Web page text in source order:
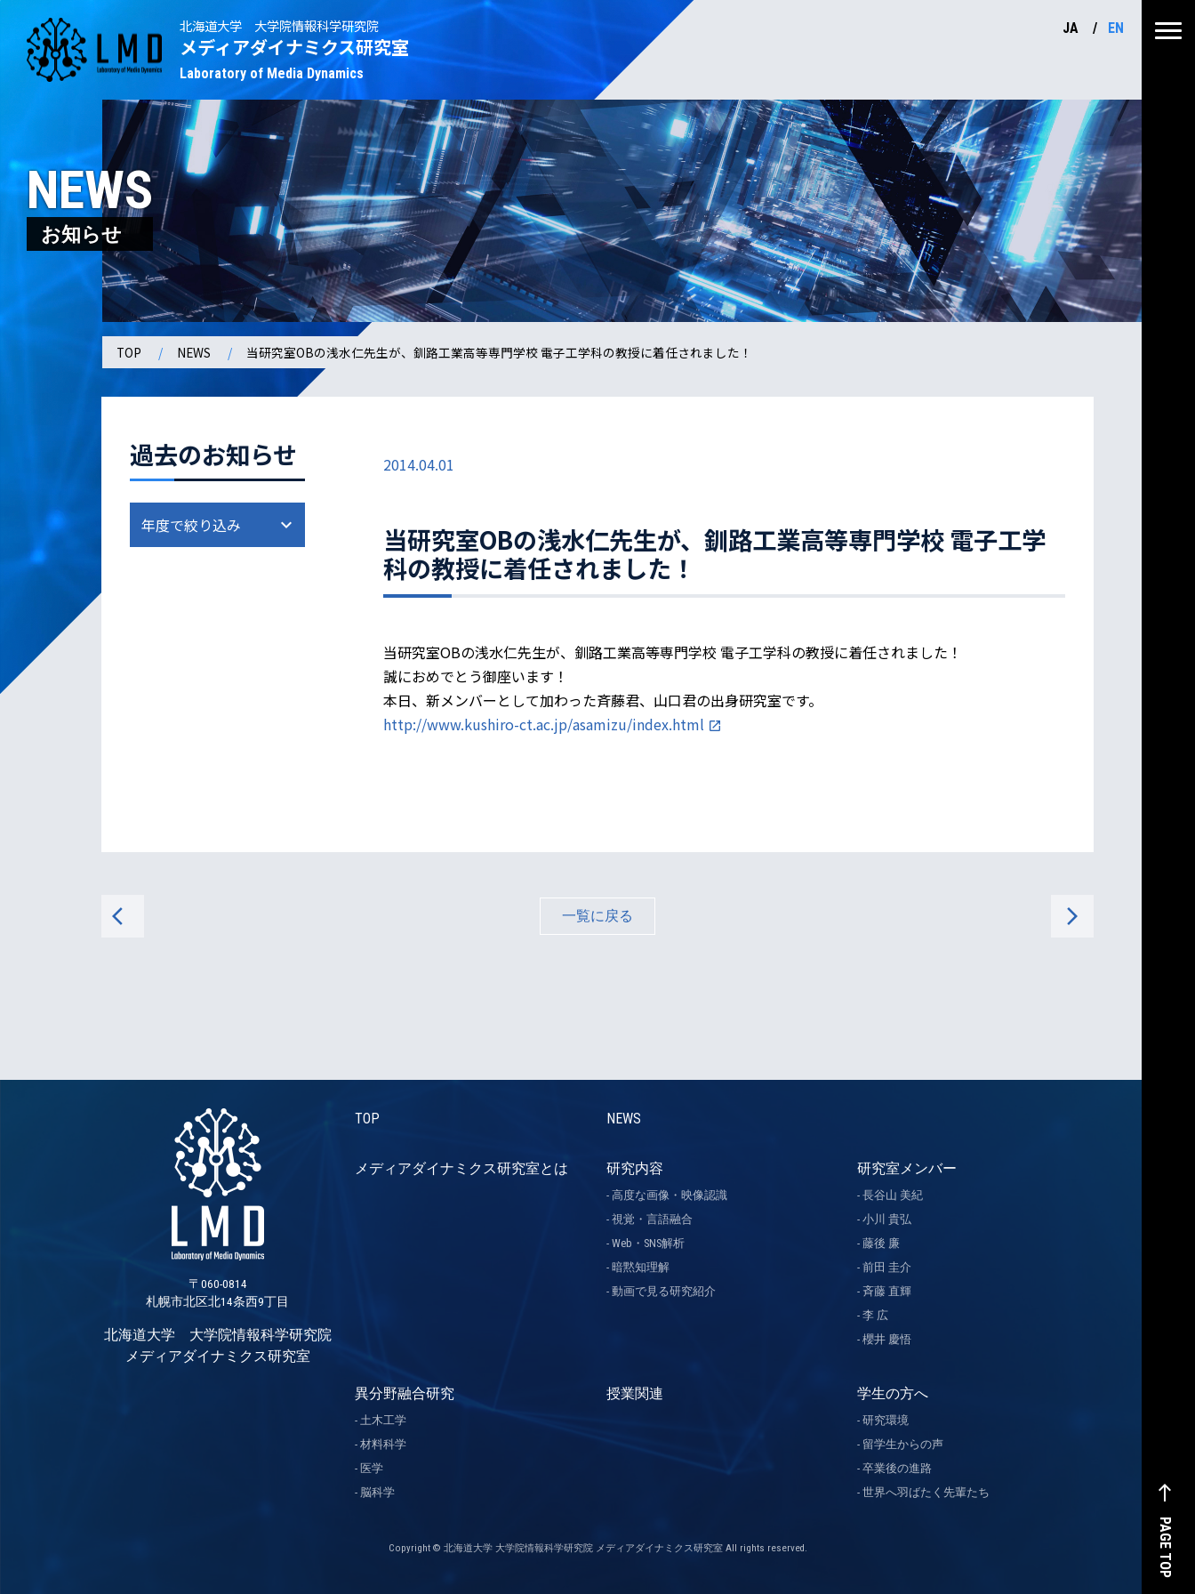
北海道大学 大学院情報科学研究院
メディアダイナミクス研究室
Laboratory of Media Dynamics
JA EN
west
PAGE TOP
NEWS
お知らせ
TOP NEWS 当研究室OBの浅水仁先生が、釧路工業高等専門学校 電子工学科の教授に着任されました！
過去のお知らせ 2014.04.01
当研究室OBの浅水仁先生が、釧路工業高等専門学校 電子工学
科の教授に着任されました！
当研究室OBの浅水仁先生が、釧路工業高等専門学校 電子工学科の教授に着任されました！
誠におめでとう御座います！
本日、新メンバーとして加わった斉藤君、山口君の出身研究室です。
http://www.kushiro-ct.ac.jp/asamizu/index.html
arrow_back_ios 一覧に戻る arrow_forward_ios
〒060-0814
札幌市北区北14条西9丁目
北海道大学 大学院情報科学研究院
メディアダイナミクス研究室
TOP NEWS
メディアダイナミクス研究室とは 研究内容
高度な画像・映像認識
視覚・言語融合
Web・SNS解析
暗黙知理解
動画で見る研究紹介
研究室メンバー
長谷山 美紀
小川 貴弘
藤後 廉
前田 圭介
斉藤 直輝
李 広
櫻井 慶悟
異分野融合研究
土木工学
材料科学
医学
脳科学
授業関連 学生の方へ
研究環境
留学生からの声
卒業後の進路
世界へ羽ばたく先輩たち
Copyright © 北海道大学 大学院情報科学研究院 メディアダイナミクス研究室 All rights reserved.